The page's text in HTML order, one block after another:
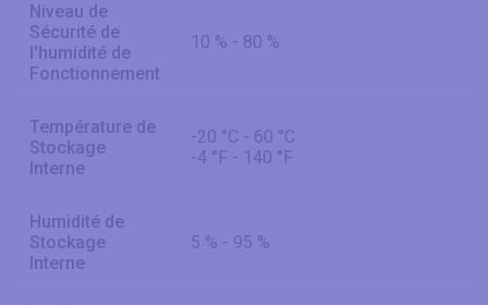
Niveau de
Sécurité de
l'humidité de
Fonctionnement
10 % - 80 %
Température de
Stockage
Interne
-20 °C - 60 °C
-4 °F - 140 °F
Humidité de
Stockage
Interne
5 % - 95 %